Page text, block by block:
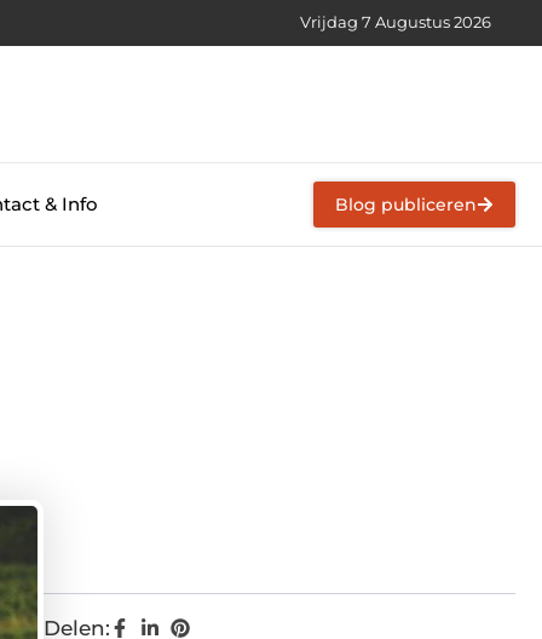
Vrijdag 7 Augustus 2026
& Info Blog publiceren
Delen: